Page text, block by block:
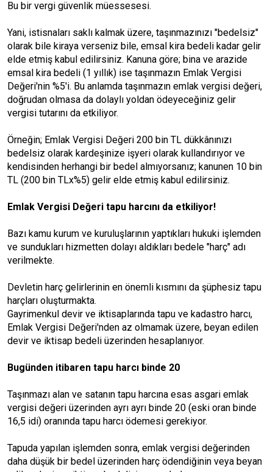
Bu bir vergi güvenlik müessesesi.
Yani, istisnaları saklı kalmak üzere, taşınmazınızı "bedelsiz"
olarak bile kiraya verseniz bile, emsal kira bedeli kadar gelir
elde etmiş kabul edilirsiniz. Kanuna göre; bina ve arazide
emsal kira bedeli (1 yıllık) ise taşınmazın Emlak Vergisi
Değeri'nin %5'i. Bu anlamda taşınmazın emlak vergisi değeri,
doğrudan olmasa da dolaylı yoldan ödeyeceğiniz gelir
vergisi tutarını da etkiliyor.
Örneğin; Emlak Vergisi Değeri 200 bin TL dükkânınızı
bedelsiz olarak kardeşinize işyeri olarak kullandırıyor ve
kendisinden herhangi bir bedel almıyorsanız; kanunen 10 bin
TL (200 bin TLx%5) gelir elde etmiş kabul edilirsiniz.
Emlak Vergisi Değeri tapu harcını da etkiliyor!
Bazı kamu kurum ve kuruluşlarının yaptıkları hukuki işlemden
ve sundukları hizmetten dolayı aldıkları bedele "harç" adı
verilmekte.
Devletin harç gelirlerinin en önemli kısmını da şüphesiz tapu
harçları oluşturmakta.
Gayrimenkul devir ve iktisaplarında tapu ve kadastro harcı,
Emlak Vergisi Değeri'nden az olmamak üzere, beyan edilen
devir ve iktisap bedeli üzerinden hesaplanıyor.
Bugünden itibaren tapu harcı binde 20
Taşınmazı alan ve satanın tapu harcına esas asgari emlak
vergisi değeri üzerinden ayrı ayrı binde 20 (eski oran binde
16,5 idi) oranında tapu harcı ödemesi gerekiyor.
Tapuda yapılan işlemden sonra, emlak vergisi değerinden
daha düşük bir bedel üzerinden harç ödendiğinin veya beyan